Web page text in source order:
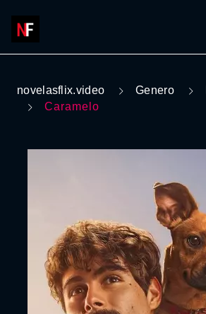
novelasflix.video Genero
Caramelo